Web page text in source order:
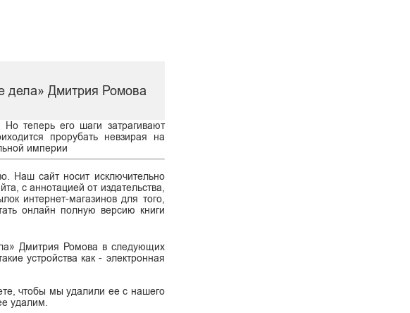
дела» Дмитрия Ромова
теперь его шаги затрагивают
прорубать невзирая на
империи
Наш сайт носит исключительно
с аннотацией от издательства,
интернет-магазинов для того,
онлайн полную версию книги
Дмитрия Ромова в следующих
устройства как - электронная
чтобы мы удалили ее с нашего
удалим.